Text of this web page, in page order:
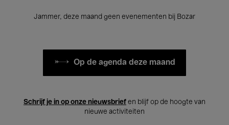
Jammer, deze maand geen evenementen bij Bozar
Op de agenda deze maand
Schrijf je in op onze nieuwsbrief en blijf op de hoogte van
nieuwe activiteiten